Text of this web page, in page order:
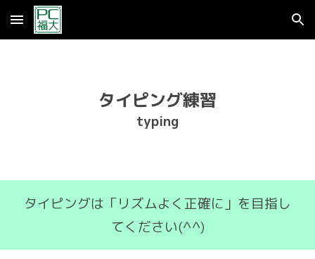
Skip to main content Skip to navigation
タイピング練習
typing
タイピングは「リズムよく正確に」を目指し
てください(^^)